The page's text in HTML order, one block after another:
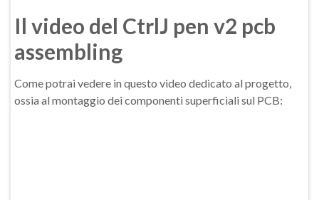
Il video del CtrlJ pen v2 pcb
assembling
Come potrai vedere in questo video dedicato al progetto,
ossia al montaggio dei componenti superficiali sul PCB: